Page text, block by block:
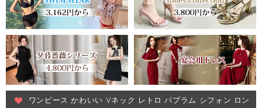
ワンピース かわいい Vネック レトロ パプラム シフォン ロン